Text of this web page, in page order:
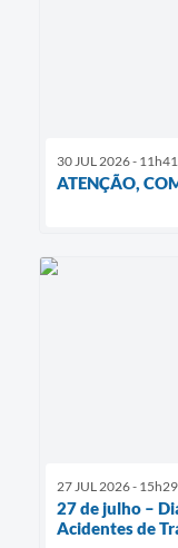
30 JUL 2026 - 11h41
ATENÇÃO,
27 JUL 2026 - 15h29
27 de julho –
Acidentes de